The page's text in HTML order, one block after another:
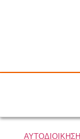
ΑΥΤΟΔΙΟΙΚΗΣΗ